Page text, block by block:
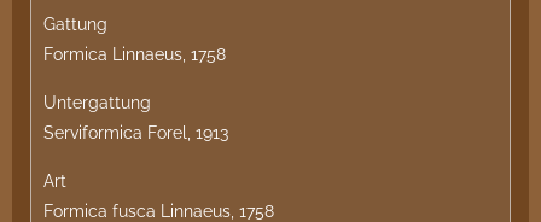
Gattung
Formica Linnaeus, 1758
Untergattung
Serviformica Forel, 1913
Art
Formica fusca Linnaeus, 1758